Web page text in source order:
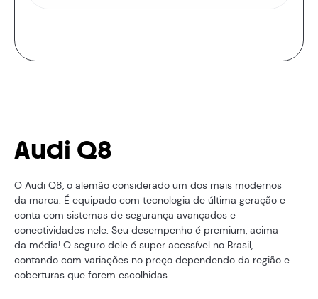
Audi Q8
O Audi Q8, o alemão considerado um dos mais modernos
da marca. É equipado com tecnologia de última geração e
conta com sistemas de segurança avançados e
conectividades nele. Seu desempenho é premium, acima
da média! O seguro dele é super acessível no Brasil,
contando com variações no preço dependendo da região e
coberturas que forem escolhidas.